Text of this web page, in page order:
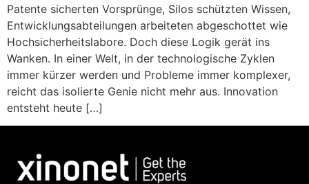
Patente sicherten Vorsprünge, Silos schützten Wissen,
Entwicklungsabteilungen arbeiteten abgeschottet wie
Hochsicherheitslabore. Doch diese Logik gerät ins
Wanken. In einer Welt, in der technologische Zyklen
immer kürzer werden und Probleme immer komplexer,
reicht das isolierte Genie nicht mehr aus. Innovation
entsteht heute […]